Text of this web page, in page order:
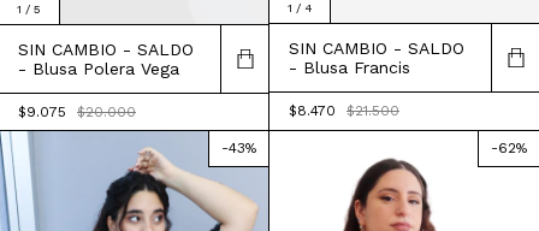
1 / 5
SIN CAMBIO - SALDO
- Blusa Polera Vega
$9.075 $20.000
1 / 4
SIN CAMBIO - SALDO
- Blusa Francis
$8.470 $21.500
-43% -62%